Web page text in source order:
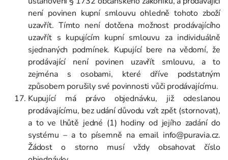
není povinen kupní smlouvu ohledně tohoto zboží
uzavřít. Tímto není dotčena možnost prodávajícího
uzavřít s kupujícím kupní smlouvu za individuálně
sjednaných podmínek. Kupující bere na vědomí, že
prodávající není povinen uzavřít smlouvu, a to
zejména s osobami, které dříve podstatným
způsobem porušily své povinnosti vůči prodávajícímu.
Kupující má právo objednávku, již odeslanou
prodávajícímu, bez udání důvodu vzít zpět (stornovat),
a to ve lhůtě jedné (1) hodiny od jejího zadání do
systému – a to písemně na email info@puravia.cz.
Žádost o storno musí vždy obsahovat číslo